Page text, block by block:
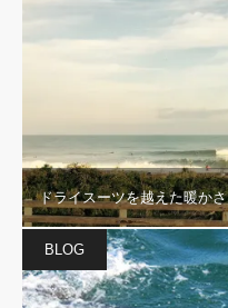
ドライスーツを越えた暖かさ
BLOG